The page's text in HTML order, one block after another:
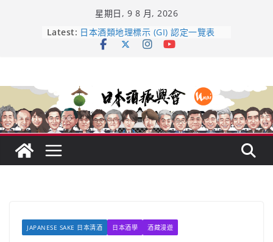
星期日, 9 8 月, 2026
Latest: 龜之井酒造：口說上手 – 山形純米大
吟釀的堅持與傳承 ～ くどき上手
日本酒類地理標示 (GI) 認定一覽表
響 𝟭𝟮 年 復活了!
【酒業商戰】130年老酒藏殺入股票
市場！梅乃宿上市背後的密碼
JAPANESE SAKE 日本清酒 日本酒學 酒藏漫遊